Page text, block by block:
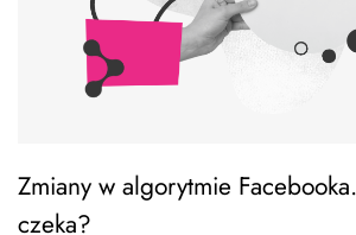
Zmiany w algorytmie
czeka?